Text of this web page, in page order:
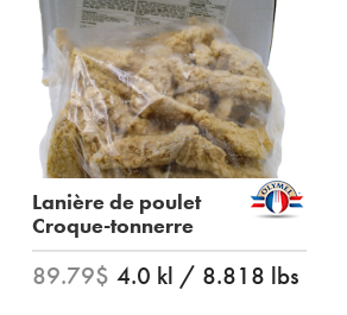
Lanière de poulet
Croque-tonnerre
89.79$ 4.0 kl / 8.818 lbs